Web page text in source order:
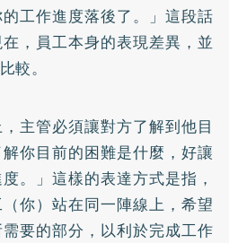
工作進度落後了。」這段話
，員工本身的表現差異，並
較。
主管必須讓對方了解到他目
你目前的困難是什麼，好讓
。」這樣的表達方式是指，
你）站在同一陣線上，希望
要的部分，以利於完成工作